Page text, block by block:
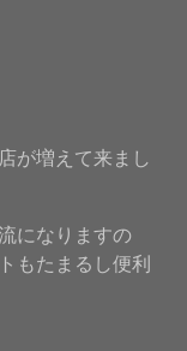
が増えて来まし
になりますの
もたまるし便利